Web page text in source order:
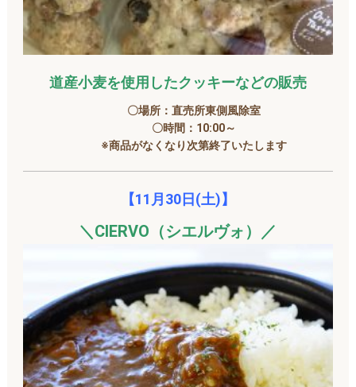
道産小麦を使用したクッキーなどの販売
〇場所：直売所東側風除室
〇時間：10:00～
※商品がなくなり次第終了いたします
【11月30日(土)】
＼CIERVO（シエルヴォ）／